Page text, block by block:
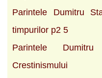
Parintele Dumitru
timpurilor p2 5
Parintele
Crestinismului